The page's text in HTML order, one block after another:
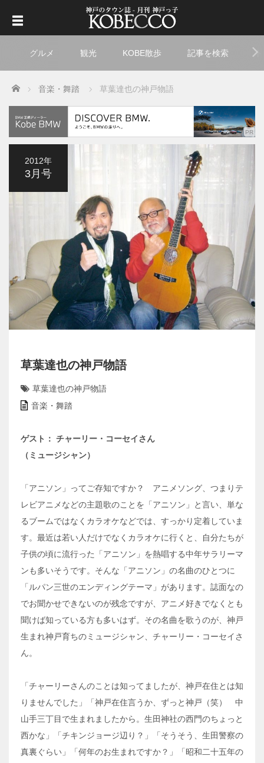
グルメ 観光 KOBE散歩 記事を検索
Home 音楽・舞踏 草葉達也の神戸物語
2012年
3月号
草葉達也の神戸物語
草葉達也の神戸物語
音楽・舞踏
ゲスト： チャーリー・コーセイさん
（ミュージシャン）
「アニソン」ってご存知ですか？ アニメソング、つまりテ
レビアニメなどの主題歌のことを「アニソン」と言い、単な
るブームではなくカラオケなどでは、すっかり定着していま
す。最近は若い人だけでなくカラオケに行くと、自分たちが
子供の頃に流行った「アニソン」を熱唱する中年サラリーマ
ンも多いそうです。そんな「アニソン」の名曲のひとつに
「ルパン三世のエンディングテーマ」があります。誌面なの
でお聞かせできないのが残念ですが、アニメ好きでなくとも
聞けば知っている方も多いはず。その名曲を歌うのが、神戸
生まれ神戸育ちのミュージシャン、チャーリー・コーセイさ
ん。
「チャーリーさんのことは知ってましたが、神戸在住とは知
りませんでした」「神戸在住言うか、ずっと神戸（笑） 中
山手三丁目で生まれましたから。生田神社の西門のちょっと
西かな」「チキンジョージ辺り？」「そうそう、生田警察の
真裏ぐらい」「何年のお生まれですか？」「昭和二十五年の